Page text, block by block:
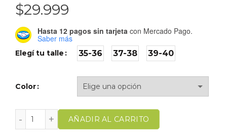
$29.999
Hasta 12 pagos sin tarjeta con Mercado Pago.
Saber más
Elegí tu talle 35-36 37-38 39-40
Color
AÑADIR AL CARRITO